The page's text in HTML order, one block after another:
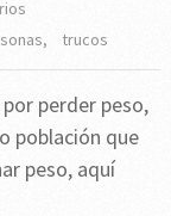
, trucos
perder peso,
población que
peso, aquí